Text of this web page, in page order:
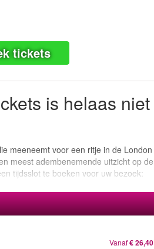
tickets
is helaas niet
meeneemt voor een ritje in de London
meest adembenemende uitzicht op de
tijdsslot te boeken voor uw bezoek:
Vanaf€ 26,40